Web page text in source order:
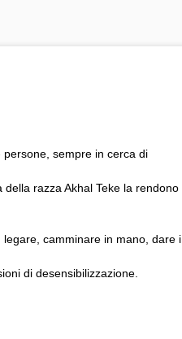
sempre in cerca di
razza Akhal Teke la rendono
camminare in mano, dare i
di desensibilizzazione.